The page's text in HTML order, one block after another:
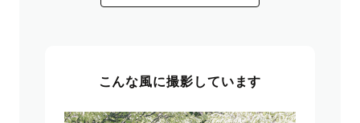
こんな風に撮影しています